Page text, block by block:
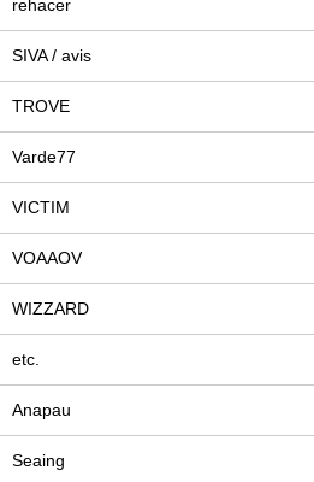
rehacer
SIVA / avis
TROVE
Varde77
VICTIM
VOAAOV
WIZZARD
etc.
Anapau
Seaing